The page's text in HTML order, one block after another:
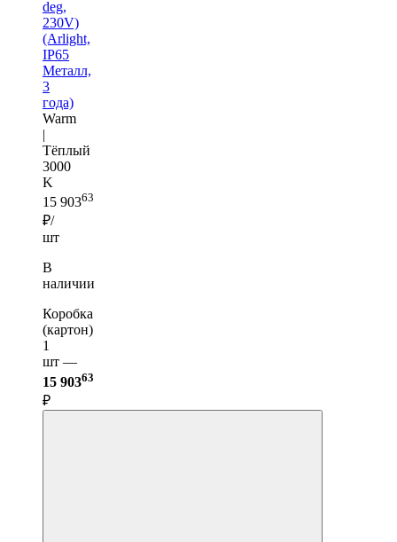
deg,
230V)
(Arlight,
IP65
Металл,
3
года)
Warm
|
Тёплый
3000
K
15 90363
₽/
шт
В
наличии
Коробка
(картон)
1
шт —
15 90363
₽